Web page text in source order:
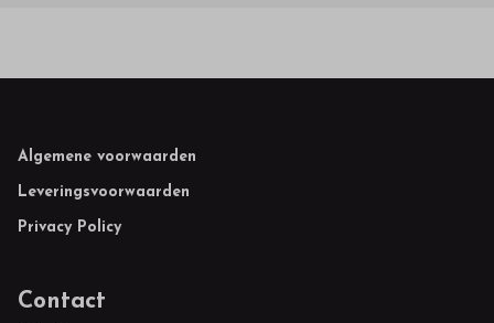
Footer
Algemene voorwaarden
Leveringsvoorwaarden
Privacy Policy
Contact